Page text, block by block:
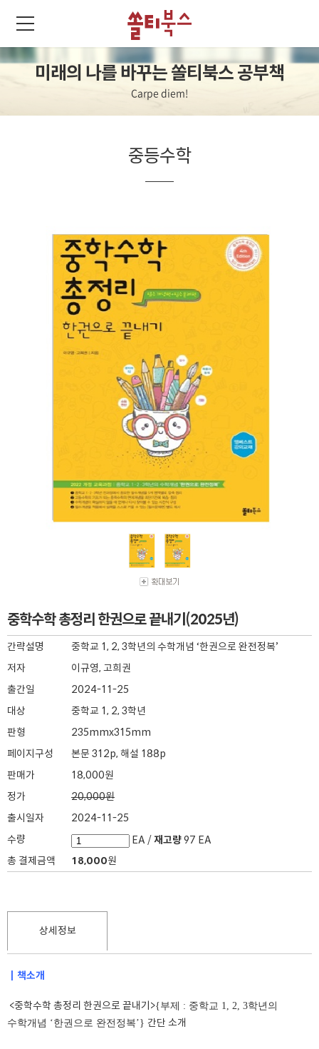
미래의 나를 바꾸는 쏠티북스 공부책
Carpe diem!
중등수학
중학수학 총정리 한권으로 끝내기(2025년)
간략설명 중학교 1, 2, 3학년의 수학개념 ‘한권으로 완전정복’
저자 이규영, 고희권
출간일 2024-11-25
대상 중학교 1, 2, 3학년
판형 235mmx315mm
페이지구성 본문 312p, 해설 188p
판매가 18,000원
정가 20,000원
출시일자 2024-11-25
수량 EA / 재고량 97 EA
총 결제금액 18,000원
상세정보
┃책소개
<중학수학 총정리 한권으로 끝내기 >{부제 : 중학교 1, 2, 3학년의
수학개념 ‘한권으로 완전정복’} 간단 소개